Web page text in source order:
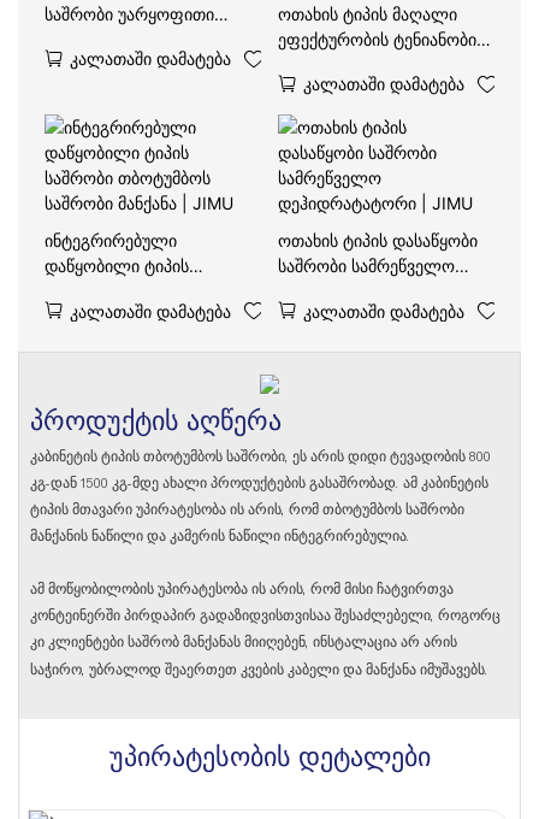
საშრობი უარყოფითი
კომერციული საკვების
Კალათაში Დამატება
ოთახის ტიპის მაღალი
ეფექტურობის ტენიანობის
მაღალი სიმკვრივის
თანაბრად გაშრობის
საკვების საშრობი | JIMU
Კალათაში Დამატება
ინტეგრირებული
დაწყობილი ტიპის
საშრობი მანქანა | JIMU
Კალათაში Დამატება
ოთახის ტიპის დასაწყობი
საშრობი სამრეწველო
Კალათაში Დამატება
პროდუქტის აღწერა
კაბინეტის ტიპის თბოტუმბოს საშრობი, ეს არის დიდი ტევადობის 800
კგ-დან 1500 კგ-მდე ახალი პროდუქტების გასაშრობად. ამ კაბინეტის
ტიპის მთავარი უპირატესობა ის არის, რომ თბოტუმბოს საშრობი
მანქანის ნაწილი და კამერის ნაწილი ინტეგრირებულია.
ამ მოწყობილობის უპირატესობა ის არის, რომ მისი ჩატვირთვა
კონტეინერში პირდაპირ გადაზიდვისთვისაა შესაძლებელი, როგორც
კი კლიენტები საშრობ მანქანას მიიღებენ, ინსტალაცია არ არის
საჭირო, უბრალოდ შეაერთეთ კვების კაბელი და მანქანა იმუშავებს.
უპირატესობის დეტალები